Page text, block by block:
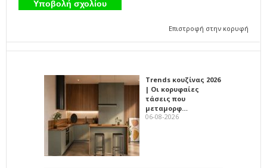
Επιστροφή στην κορυφή
Trends κουζίνας 2026
| Οι κορυφαίες
τάσεις που
μεταμορφ…
06-08-2026